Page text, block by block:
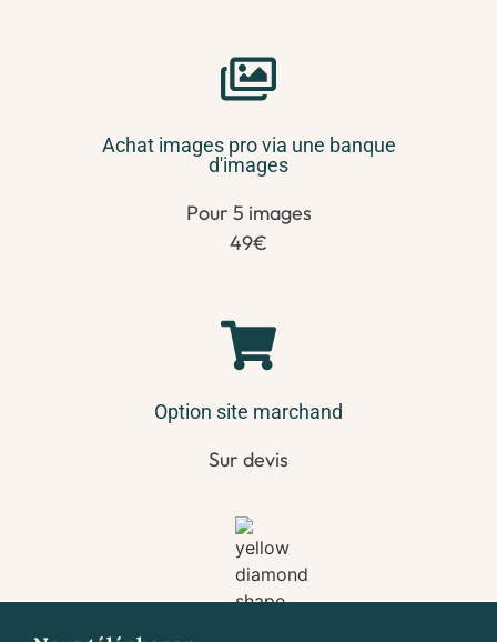
Achat images pro via une banque
d'images
Pour 5 images
49€
Option site marchand
Sur devis